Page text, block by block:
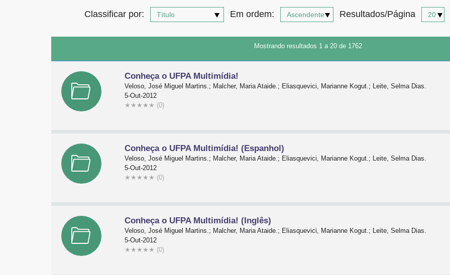
Classificar por: Em ordem: Resultados/Página
Mostrando resultados 1 a 20 de 1762
Conheça o UFPA Multimídia!
Veloso, José Miguel Martins.; Malcher, Maria Ataide.; Eliasquevici, Marianne Kogut.; Leite, Selma Dias.
5-Out-2012
★ ★ ★ ★ ★ (0)
Conheça o UFPA Multimídia! (Espanhol)
Veloso, José Miguel Martins.; Malcher, Maria Ataide.; Eliasquevici, Marianne Kogut.; Leite, Selma Dias.
5-Out-2012
★ ★ ★ ★ ★ (0)
Conheça o UFPA Multimídia! (Inglês)
Veloso, José Miguel Martins.; Malcher, Maria Ataide.; Eliasquevici, Marianne Kogut.; Leite, Selma Dias.
5-Out-2012
★ ★ ★ ★ ★ (0)